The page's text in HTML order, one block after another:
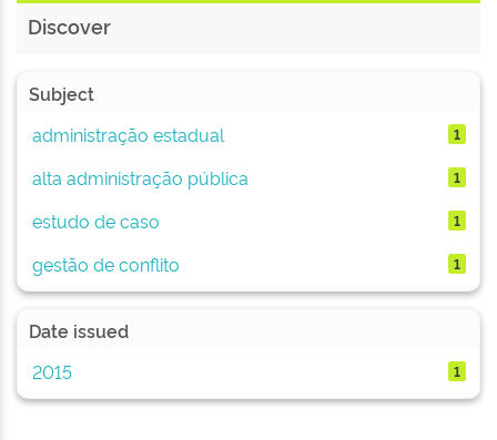
Discover
Subject
administração estadual
1
alta administração pública 1
estudo de caso 1
gestão de conflito 1
Date issued
2015
1